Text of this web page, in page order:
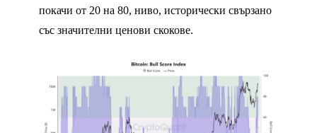
покачи от 20 на 80, ниво, исторически свързано
със значителни ценови скокове.